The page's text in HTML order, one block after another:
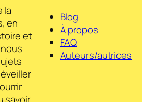
la
en
et
Blog
À propos
FAQ
Auteurs/autrices